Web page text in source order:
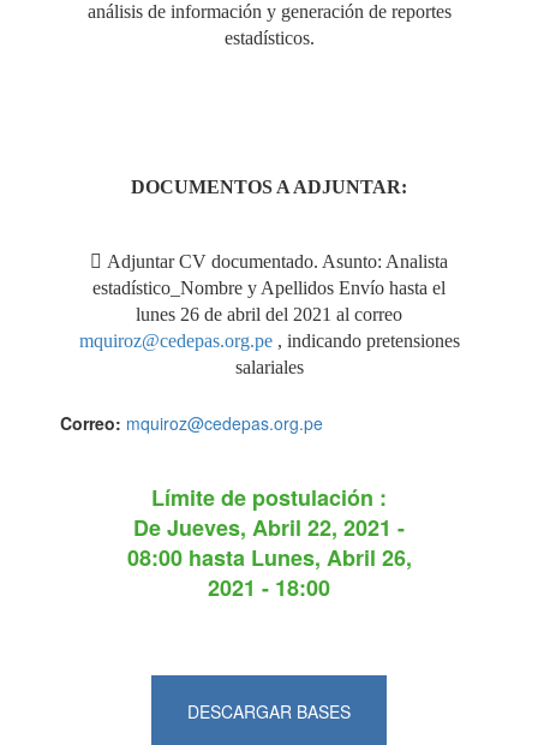
análisis de información y generación de reportes
estadísticos.
DOCUMENTOS A ADJUNTAR:
 Adjuntar CV documentado. Asunto: Analista
estadístico_Nombre y Apellidos Envío hasta el
lunes 26 de abril del 2021 al correo
mquiroz@cedepas.org.pe, indicando pretensiones
salariales
Correo: mquiroz@cedepas.org.pe
Límite de postulación :
DeJueves, Abril 22, 2021 -
08:00hasta Lunes, Abril 26,
2021 - 18:00
DESCARGAR BASES